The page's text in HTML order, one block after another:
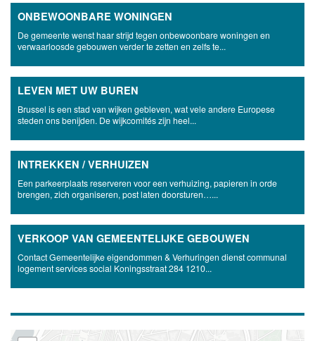
ONBEWOONBARE WONINGEN
De gemeente wenst haar strijd tegen onbewoonbare woningen en
verwaarloosde gebouwen verder te zetten en zelfs te...
LEVEN MET UW BUREN
Brussel is een stad van wijken gebleven, wat vele andere Europese
steden ons benijden. De wijkcomités zijn heel...
INTREKKEN / VERHUIZEN
Een parkeerplaats reserveren voor een verhuizing, papieren in orde
brengen, zich organiseren, post laten doorsturen…...
VERKOOP VAN GEMEENTELIJKE GEBOUWEN
Contact Gemeentelijke eigendommen & Verhuringen dienst communal
logement services social Koningsstraat 284 1210...